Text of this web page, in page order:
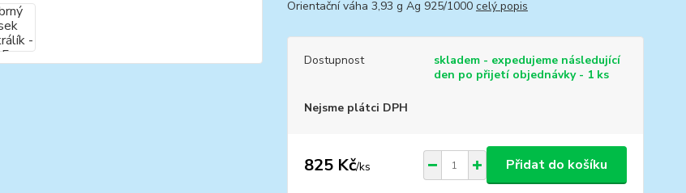
Orientační váha 3,93 g Ag 925/1000 celý popis
Dostupnost
skladem - expedujeme následující
den po přijetí objednávky - 1 ks
Nejsme plátci DPH
825 Kč/ks Přidat do košíku